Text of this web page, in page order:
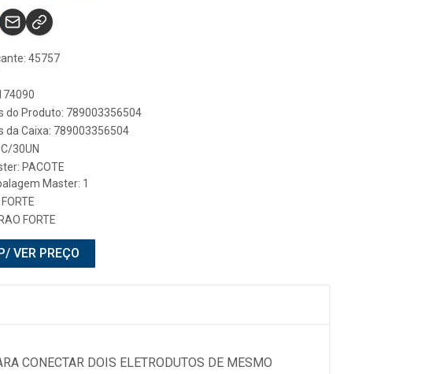
45757
do Produto: 789003356504
da Caixa: 789003356504
30UN
PACOTE
Master: 1
FORTE
VER PREÇO
CONECTAR DOIS ELETRODUTOS DE MESMO